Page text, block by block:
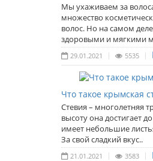
Мы ухаживаем за
множество
волос. Но на самом
здоровыми и мягкими
29.01.2021 5535
Что такое крымская
Стевия – многолетняя
высоту она достигает
имеет небольшие
За свой сладкий вкус..
21.01.2021 3583